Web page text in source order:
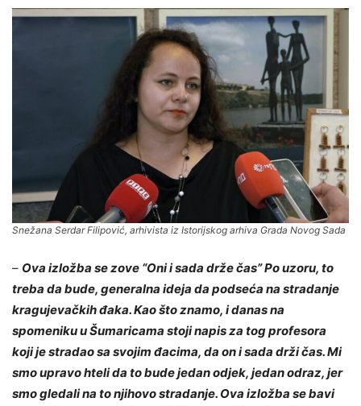
Snežana Serdar Filipović, arhivista iz Istorijskog arhiva Grada Novog Sada
– Ova izložba se zove “Oni i sada drže čas” Po uzoru, to
treba da bude, generalna ideja da podseća na stradanje
kragujevačkih đaka. Kao što znamo, i danas na
spomeniku u Šumaricama stoji napis za tog profesora
koji je stradao sa svojim đacima, da on i sada drži čas. Mi
smo upravo hteli da to bude jedan odjek, jedan odraz, jer
smo gledali na to njihovo stradanje. Ova izložba se bavi